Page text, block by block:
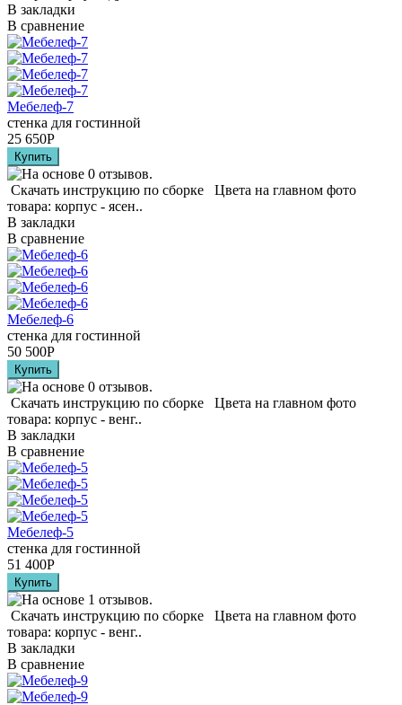
В закладки
В сравнение
Мебелеф-7
стенка для гостинной
25 650Р
Скачать инструкцию по сборке Цвета на главном фото
товара: корпус - ясен..
В закладки
В сравнение
Мебелеф-6
стенка для гостинной
50 500Р
Скачать инструкцию по сборке Цвета на главном фото
товара: корпус - венг..
В закладки
В сравнение
Мебелеф-5
стенка для гостинной
51 400Р
Скачать инструкцию по сборке Цвета на главном фото
товара: корпус - венг..
В закладки
В сравнение